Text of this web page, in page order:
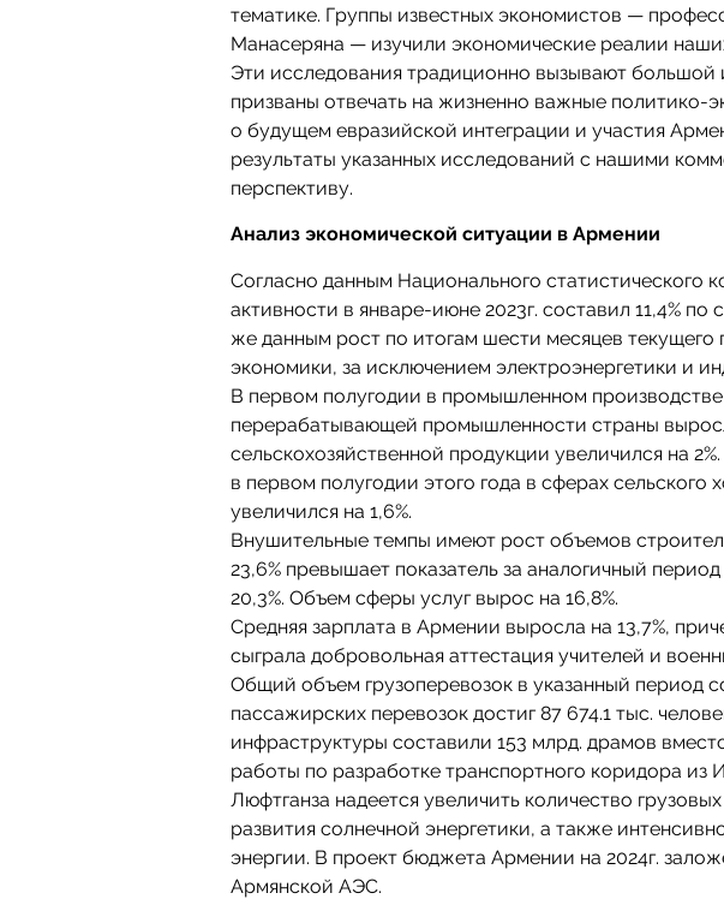
тематике. Группы известных экономистов —
Манасеряна — изучили экономические реалии
Эти исследования традиционно вызывают большой
призваны отвечать на жизненно важные политико-
о будущем евразийской интеграции и участия
результаты указанных исследований с нашими
перспективу.
Анализ экономической ситуации в Армении
Согласно данным Национального статистического
активности в январе-июне 2023г. составил 11,4%
же данным рост по итогам шести месяцев текущего
экономики, за исключением электроэнергетики и
В первом полугодии в промышленном производстве
перерабатывающей промышленности страны
сельскохозяйственной продукции увеличился на
в первом полугодии этого года в сферах сельского
увеличился на 1,6%.
Внушительные темпы имеют рост объемов
23,6% превышает показатель за аналогичный
20,3%. Объем сферы услуг вырос на 16,8%.
Средняя зарплата в Армении выросла на 13,7%,
сыграла добровольная аттестация учителей и
Общий объем грузоперевозок в указанный период
пассажирских перевозок достиг 87 674.1 тыс.
инфраструктуры составили 153 млрд. драмов
работы по разработке транспортного коридора
Люфтганза надеется увеличить количество
развития солнечной энергетики, а также
энергии. В проект бюджета Армении на 2024г.
Армянской АЭС.